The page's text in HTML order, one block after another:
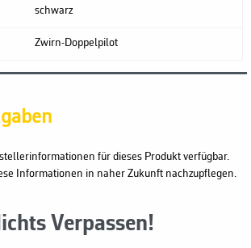
schwarz
Zwirn-Doppelpilot
für dieses Produkt verfügbar.
Informationen in naher Zukunft nachzupflegen.
Verpassen!